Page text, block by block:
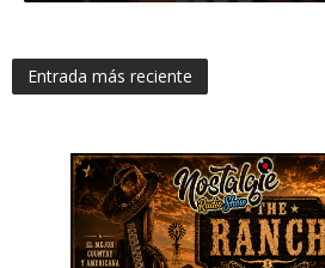
Entrada más reciente